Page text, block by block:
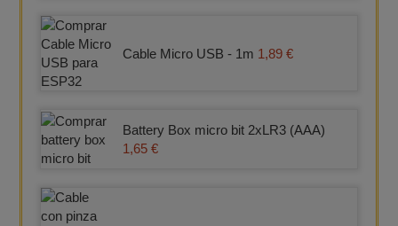
Cable Micro USB - 1m 1,89 €
Battery Box micro bit 2xLR3 (AAA)
1,65 €